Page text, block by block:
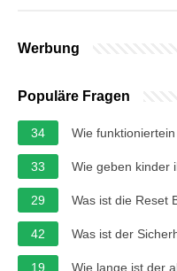
Werbung
Populäre Fragen
34 Wie
33 Wie geben kinder
29 Was ist die Reset
42 Was ist der
19 Wie lange ist der